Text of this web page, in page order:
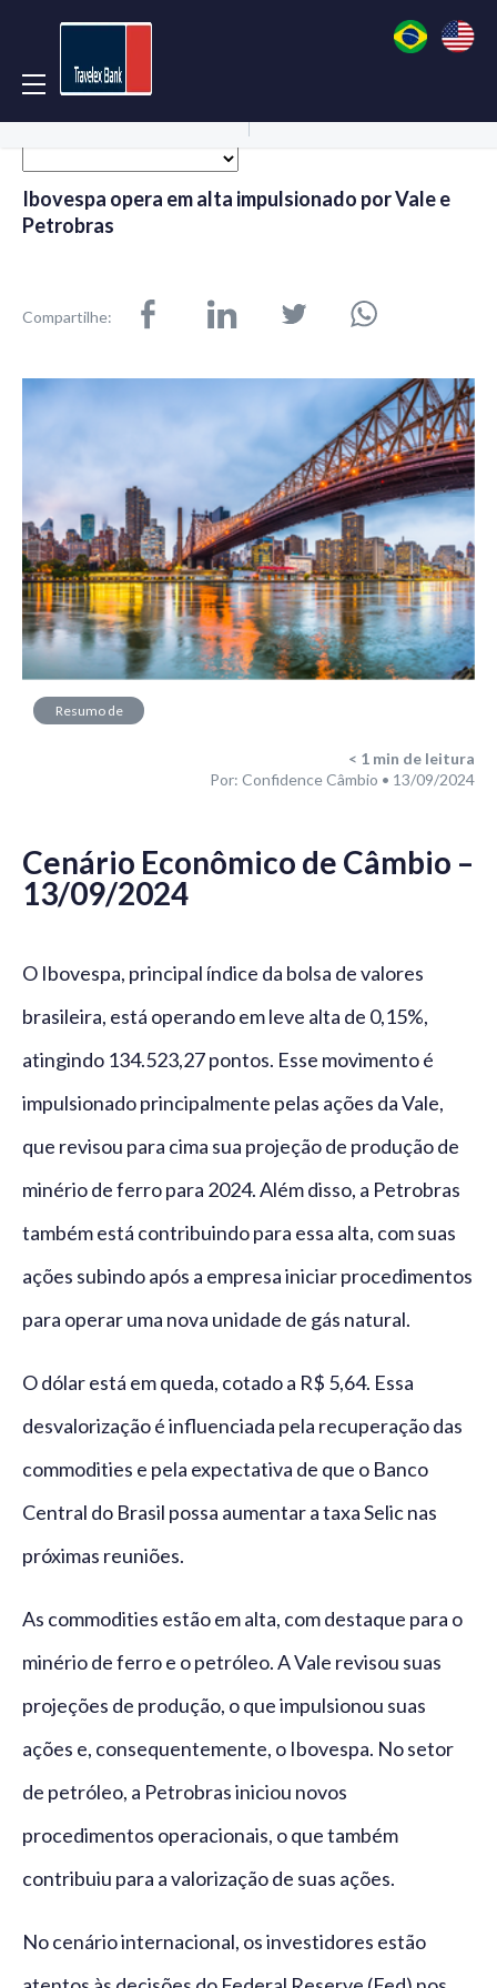
Ibovespa opera em alta impulsionado por Vale e
Petrobras
Compartilhe:
Resumo de
< 1 min de leitura
Por: Confidence Câmbio • 13/09/2024
Cenário Econômico de Câmbio –
13/09/2024
O Ibovespa, principal índice da bolsa de valores
brasileira, está operando em leve alta de 0,15%,
atingindo 134.523,27 pontos. Esse movimento é
impulsionado principalmente pelas ações da Vale,
que revisou para cima sua projeção de produção de
minério de ferro para 2024. Além disso, a Petrobras
também está contribuindo para essa alta, com suas
ações subindo após a empresa iniciar procedimentos
para operar uma nova unidade de gás natural.
O dólar está em queda, cotado a R$ 5,64. Essa
desvalorização é influenciada pela recuperação das
commodities e pela expectativa de que o Banco
Central do Brasil possa aumentar a taxa Selic nas
próximas reuniões.
As commodities estão em alta, com destaque para o
minério de ferro e o petróleo. A Vale revisou suas
projeções de produção, o que impulsionou suas
ações e, consequentemente, o Ibovespa. No setor
de petróleo, a Petrobras iniciou novos
procedimentos operacionais, o que também
contribuiu para a valorização de suas ações.
No cenário internacional, os investidores estão